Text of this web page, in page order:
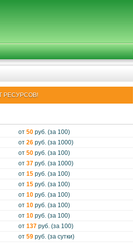
РЕСУРСОВ!
от 50руб. (за 100)
от 26руб. (за 1000)
от 50руб. (за 100)
от 37руб. (за 1000)
от 15руб. (за 100)
от 15руб. (за 100)
от 10руб. (за 100)
от 10руб. (за 100)
от 10руб. (за 100)
от 137руб. (за 100)
от 59руб. (за сутки)